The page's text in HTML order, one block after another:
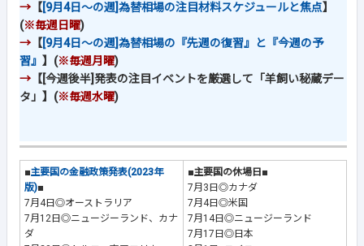
→ 【[9月4日～の週]為替相場の注目材料スケジュールと焦点】
(※毎週日曜)
→ 【[9月4日～の週]為替相場の『先週の復習』と『今週の予
習』 】(※毎週月曜)
→ 【[今週後半]発表の注目イベントを厳選して「羊飼い秘蔵デー
タ」】(※毎週水曜)
■主要国の金融政策発表(2023年
版)■
7月4日◎オーストラリア
7月12日◎ニュージーランド、カナ
ダ
■主要国の休場日■
7月3日◎カナダ
7月4日◎米国
7月14日◎ニュージーランド
7月17日◎日本